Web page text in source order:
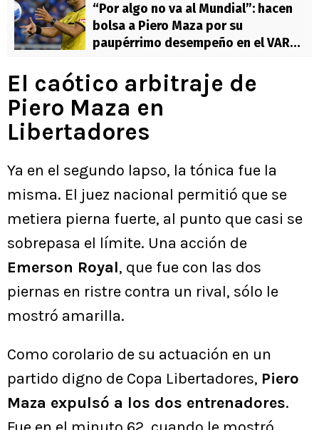
“Por algo no va al Mundial”: hacen
bolsa a Piero Maza por su
paupérrimo desempeño en el VAR
El caótico arbitraje de
Piero Maza en
Libertadores
Ya en el segundo lapso, la tónica fue la
misma. El juez nacional permitió que se
metiera pierna fuerte, al punto que casi se
sobrepasa el límite. Una acción de
Emerson Royal, que fue con las dos
piernas en ristre contra un rival, sólo le
mostró amarilla.
Como corolario de su actuación en un
partido digno de Copa Libertadores, Piero
Maza expulsó a los dos entrenadores.